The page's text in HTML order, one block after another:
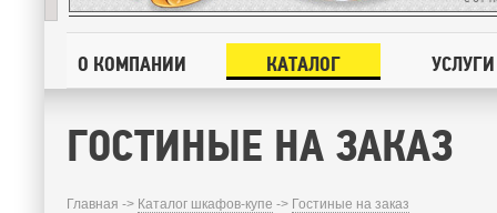
О КОМПАНИИ КАТАЛОГ УСЛУГИ
ГОСТИНЫЕ НА ЗАКАЗ
Главная -> Каталог шкафов-купе -> Гостиные на заказ